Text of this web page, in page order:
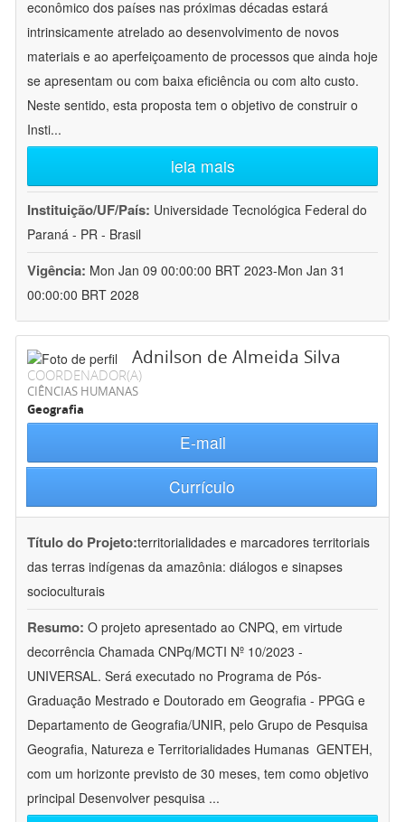
econômico dos países nas próximas décadas estará
intrinsicamente atrelado ao desenvolvimento de novos
materiais e ao aperfeiçoamento de processos que ainda hoje
se apresentam ou com baixa eficiência ou com alto custo.
Neste sentido, esta proposta tem o objetivo de construir o
Insti...
leia mais
Instituição/UF/País: Universidade Tecnológica Federal do
Paraná - PR - Brasil
Vigência: Mon Jan 09 00:00:00 BRT 2023-Mon Jan 31
00:00:00 BRT 2028
Adnilson de Almeida Silva
COORDENADOR(A)
CIÊNCIAS HUMANAS
Geografia
E-mail
Currículo
Título do Projeto:territorialidades e marcadores territoriais
das terras indígenas da amazônia: diálogos e sinapses
socioculturais
Resumo: O projeto apresentado ao CNPQ, em virtude
decorrência Chamada CNPq/MCTI Nº 10/2023 -
UNIVERSAL. Será executado no Programa de Pós-
Graduação Mestrado e Doutorado em Geografia - PPGG e
Departamento de Geografia/UNIR, pelo Grupo de Pesquisa
Geografia, Natureza e Territorialidades Humanas  GENTEH,
com um horizonte previsto de 30 meses, tem como objetivo
principal Desenvolver pesquisa ...